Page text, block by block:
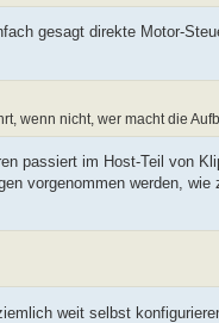
gesagt direkte Motor-
wenn nicht, wer macht die
passiert im Host-Teil von
vorgenommen werden,
weit selbst